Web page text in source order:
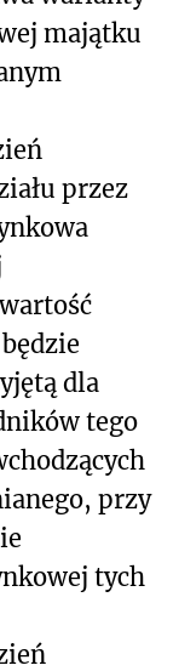
majątku
przez
dla
tego
przy
tych